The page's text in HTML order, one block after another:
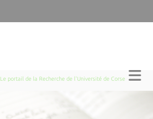
Le portail de la Recherche de l'Université de Corse